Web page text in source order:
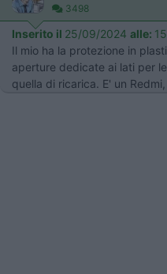
3498
Inserito il 25/09/2024 alle:
Il mio ha la protezione in
aperture dedicate ai lati per
quella di ricarica. E' un